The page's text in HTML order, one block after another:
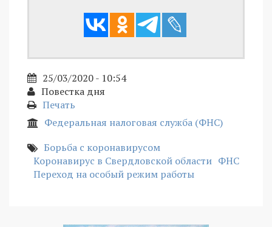
25/03/2020 - 10:54
Повестка дня
Печать
Федеральная налоговая служба (ФНС)
Борьба с коронавирусом
Коронавирус в Свердловской области ФНС
Переход на особый режим работы